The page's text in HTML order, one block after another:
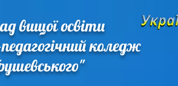
вищої освіти
коледж